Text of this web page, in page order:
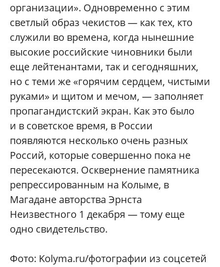
организации». Одновременно с этим
светлый образ чекистов — как тех, кто
служили во времена, когда нынешние
высокие российские чиновники были
еще лейтенантами, так и сегодняшних,
но с теми же «горячим сердцем, чистыми
руками» и щитом и мечом, — заполняет
пропагандистский экран. Как это было
и в советское время, в России
появляются несколько очень разных
Россий, которые совершенно пока не
пересекаются. Осквернение памятника
репрессированным на Колыме, в
Магадане авторства Эрнста
Неизвестного 1 декабря — тому еще
одно свидетельство.
Фото: Kolyma.ru/фотографии из соцсетей